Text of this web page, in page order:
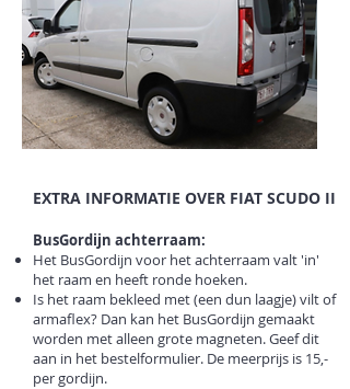
EXTRA INFORMATIE OVER FIAT SCUDO II
BusGordijn achterraam:
Het BusGordijn voor het achterraam valt 'in'
het raam en heeft ronde hoeken.
Is het raam bekleed met (een dun laagje) vilt of
armaflex? Dan kan het BusGordijn gemaakt
worden met alleen grote magneten. Geef dit
aan in het bestelformulier. De meerprijs is 15,-
per gordijn.